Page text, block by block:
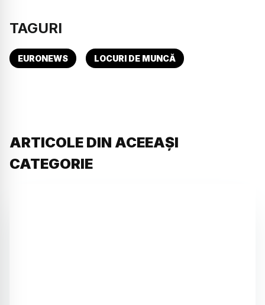
TAGURI
EURONEWS LOCURI DE MUNCĂ
ARTICOLE DIN ACEEAȘI
CATEGORIE